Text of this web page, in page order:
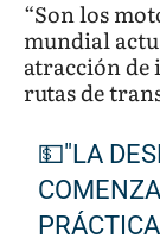
“Son los
mundial
atracción de
rutas de
💵"LA